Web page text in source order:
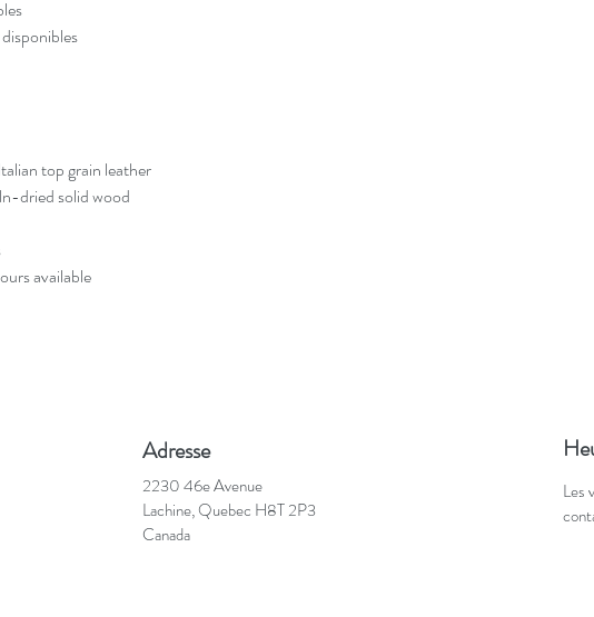
top grain leather
dried solid wood
available
Adresse
2230 46e Avenue
Lachine, Quebec H8T 2P3
Canada
Les